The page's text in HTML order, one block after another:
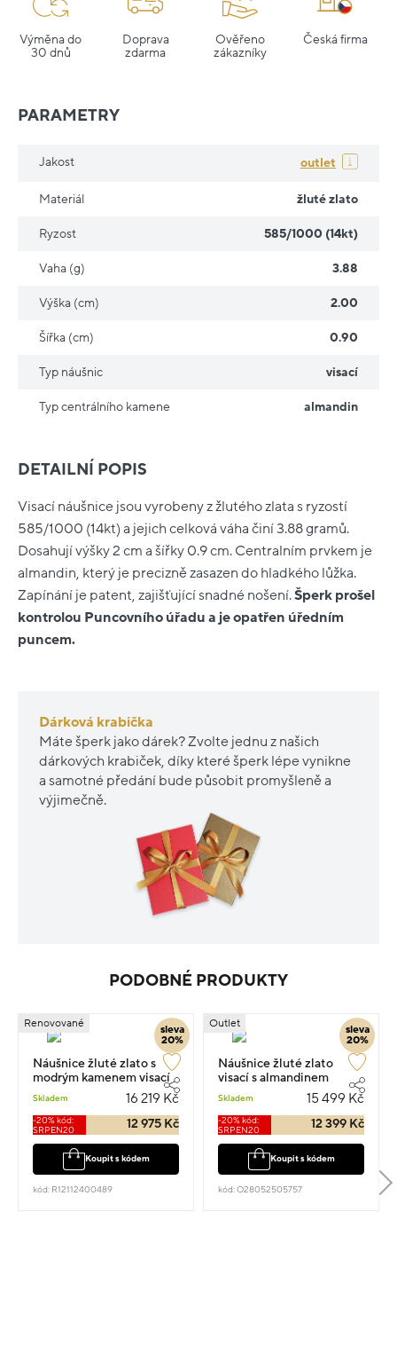
Výměna do
30 dnů
Doprava
zdarma
Ověřeno
zákazníky
Česká firma
DETAILNÍ POPIS
Visací náušnice jsou vyrobeny z žlutého zlata s ryzostí
585/1000 (14kt) a jejich celková váha činí 3.88 gramů.
Dosahují výšky 2 cm a šířky 0.9 cm. Centralním prvkem je
almandin, který je precizně zasazen do hladkého lůžka.
Zapínání je patent, zajišťující snadné nošení.Šperk prošel
kontrolou Puncovního úřadu a je opatřen úředním
puncem.
Dárková krabička
Máte šperk jako dárek? Zvolte jednu z našich
dárkových krabiček, díky které šperk lépe vynikne
a samotné předání bude působit promyšleně a
výjimečně.
PARAMETRY
Jakost outlet
Materiál žluté zlato
Ryzost 585/1000 (14kt)
Vaha (g) 3.88
Výška (cm) 2.00
Šířka (cm) 0.90
Typ náušnic visací
Typ centrálního kamene almandin
PODOBNÉ PRODUKTY
sleva
20%
Renovované
Náušnice žluté zlato s
modrým kamenem visací
Skladem 16 219 Kč
-20% kód:
SRPEN20
12 975 Kč
Koupit s kódem
kód: R12112400489
sleva
20%
Outlet
Náušnice žluté zlato
visací s almandinem
osazené zirkony 2cm 4.1g
Skladem 15 499 Kč
-20% kód:
SRPEN20
12 399 Kč
Koupit s kódem
kód: O28052505757